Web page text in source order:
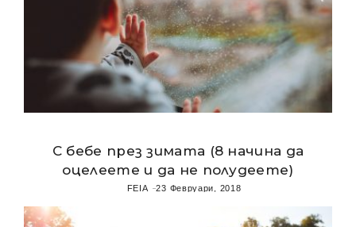
С бебе през зимата (8 начина да
оцелеете и да не полудеете)
FEIA 23 Февруари, 2018